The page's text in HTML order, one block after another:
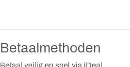
Betaalmethoden
Betaal veilig en snel via iDeal